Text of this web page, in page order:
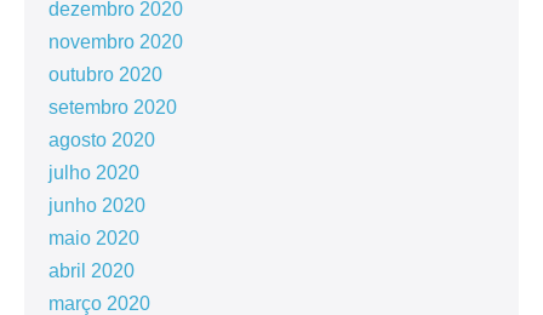
dezembro 2020
novembro 2020
outubro 2020
setembro 2020
agosto 2020
julho 2020
junho 2020
maio 2020
abril 2020
março 2020